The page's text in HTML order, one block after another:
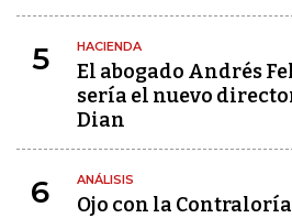
5 HACIENDA
El abogado Andrés
sería el nuevo
Dian
6 ANÁLISIS
Ojo con la Contraloría